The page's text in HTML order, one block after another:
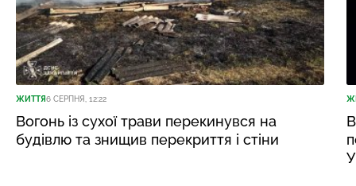
ЖИТТЯ6 СЕРПНЯ, 12:22
Вогонь із сухої трави перекинувся на
будівлю та знищив перекриття і стіни